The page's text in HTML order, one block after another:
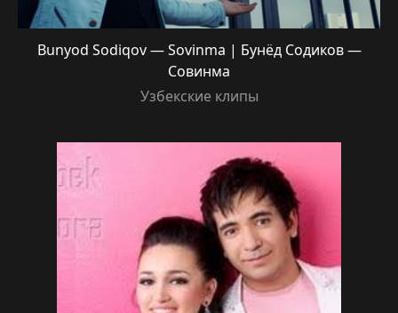
Bunyod Sodiqov — Sovinma | Бунёд Содиков —
Совинма
Узбекские клипы